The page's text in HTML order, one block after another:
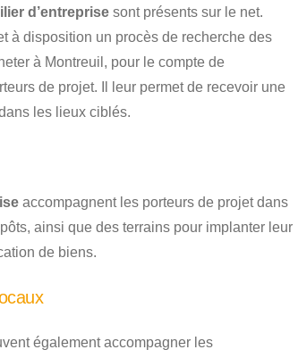
d’entreprise sont présents sur le net.
à disposition un procès de recherche des
à Montreuil, pour le compte de
de projet. Il leur permet de recevoir une
les lieux ciblés.
accompagnent les porteurs de projet dans
ainsi que des terrains pour implanter leur
de biens.
également accompagner les